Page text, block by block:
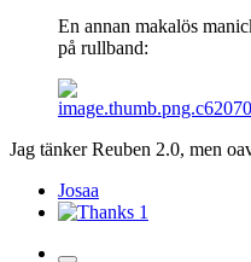
En annan makalös
på rullband:
Jag tänker Reuben 2.0, men
Josaa
1